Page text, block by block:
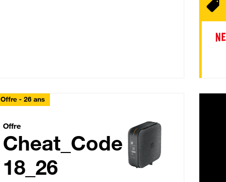
Offre - 26 ans
Cheat_Code Fibre_18_26
Offre
Cheat_Code
18_26